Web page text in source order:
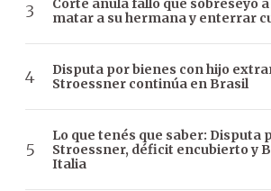
Corte anula fallo que sobreseyó
matar a su hermana y enterrar
Disputa por bienes con hijo
Stroessner continúa en Brasil
Lo que tenés que saber: Disputa
Stroessner, déficit encubierto y
Italia